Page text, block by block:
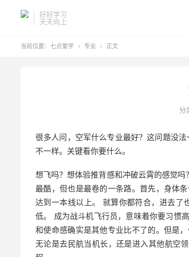
好好学习
天天向上
当前位置： 七点爱学  专业  正文
分
很多人问，空军什么专业最好？这问题没
不一样。关键看你要什么。
想飞吗？想体验推背感和冲破云霄的感觉
最酷，但也是最卷的一条路。首先，身体
达到一本线以上。 就算你都符合，进去了
低。 成为战斗机飞行员，意味着你要习惯
和使命感确实是其他专业比不了的。但是
无论是去民航当机长，还是进入其他航空